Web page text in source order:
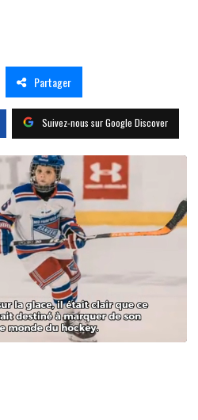
Partager
Suivez-nous sur Google Discover